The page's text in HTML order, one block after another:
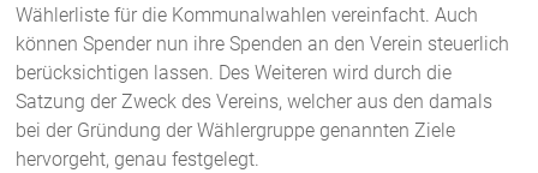
Wählerliste für die Kommunalwahlen vereinfacht. Auch
können Spender nun ihre Spenden an den Verein steuerlich
berücksichtigen lassen. Des Weiteren wird durch die
Satzung der Zweck des Vereins, welcher aus den damals
bei der Gründung der Wählergruppe genannten Ziele
hervorgeht, genau festgelegt.